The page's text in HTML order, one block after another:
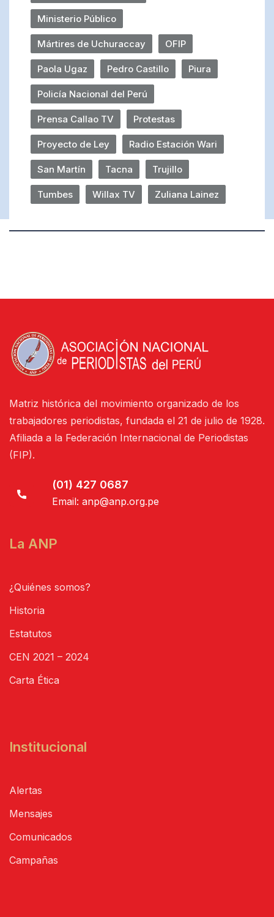
Ministerio Público
Mártires de Uchuraccay OFIP
Paola Ugaz Pedro Castillo Piura
Policía Nacional del Perú
Prensa Callao TV Protestas
Proyecto de Ley Radio Estación Wari
San Martín Tacna Trujillo
Tumbes Willax TV Zuliana Lainez
Matriz histórica del movimiento organizado de los
trabajadores periodistas, fundada el 21 de julio de 1928.
Afiliada a la Federación Internacional de Periodistas
(FIP).
(01) 427 0687
Email: anp@anp.org.pe
La ANP
¿Quiénes somos?
Historia
Estatutos
CEN 2021 – 2024
Carta Ética
Institucional
Alertas
Mensajes
Comunicados
Campañas